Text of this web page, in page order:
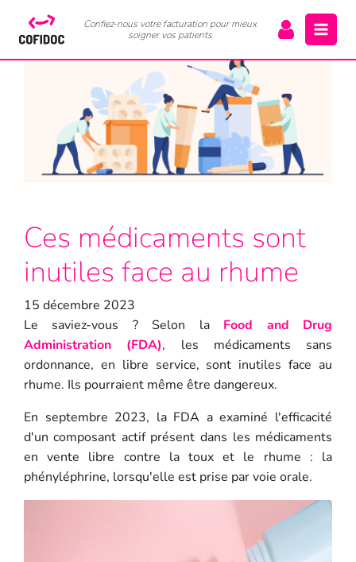
Confiez-nous votre facturation pour mieux
soigner vos patients
Ces médicaments sont
inutiles face au rhume
15 décembre 2023
Le saviez-vous ?Selon la Food and Drug
Administration (FDA), les médicaments sans
ordonnance, en libre service, sont inutiles face au
rhume. Ils pourraient même être dangereux.
En septembre 2023, la FDA a examiné l'efficacité
d'un composant actif présent dans les médicaments
en vente libre contre la toux et le rhume : la
phényléphrine, lorsqu'elle est prise par voie orale.